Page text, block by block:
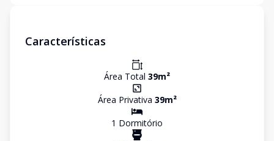
Características
Área Total 39m²
Área Privativa 39m²
1 Dormitório